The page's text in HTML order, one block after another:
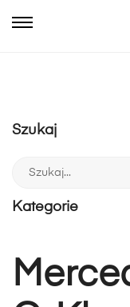
Szukaj
Szukaj:
Kategorie